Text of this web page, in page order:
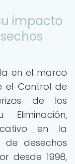
impacto
en el marco
el Control de
de los
en la
desechos
desde 1998,